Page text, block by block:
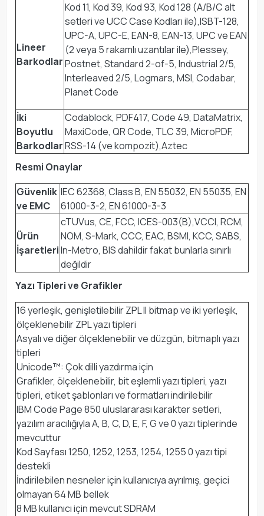
Lineer
Barkodlar
Kod 11, Kod 39, Kod 93, Kod 128 (A/B/C alt
setleri ve UCC Case Kodları ile),ISBT-128,
UPC-A, UPC-E, EAN-8, EAN-13, UPC ve EAN
(2 veya 5 rakamlı uzantılar ile),Plessey,
Postnet, Standard 2-of-5, Industrial 2/5,
Interleaved 2/5, Logmars, MSI, Codabar,
Planet Code
İki
Boyutlu
Barkodlar
Codablock, PDF417, Code 49, DataMatrix,
MaxiCode, QR Code, TLC 39, MicroPDF,
RSS-14 (ve kompozit),Aztec
Resmi Onaylar
Güvenlik
ve EMC
IEC 62368, Class B, EN 55032, EN 55035, EN
61000-3-2, EN 61000-3-3
Ürün
İşaretleri
cTUVus, CE, FCC, ICES-003(B),VCCI, RCM,
NOM, S-Mark, CCC, EAC, BSMI, KCC, SABS,
In-Metro, BIS dahildir fakat bunlarla sınırlı
değildir
Yazı Tipleri ve Grafikler
16 yerleşik, genişletilebilir ZPL II bitmap ve iki yerleşik,
ölçeklenebilir ZPL yazı tipleri
Asyalı ve diğer ölçeklenebilir ve düzgün, bitmaplı yazı
tipleri
Unicode™: Çok dilli yazdırma için
Grafikler, ölçeklenebilir, bit eşlemli yazı tipleri, yazı
tipleri, etiket şablonları ve formatları indirilebilir
IBM Code Page 850 uluslararası karakter setleri,
yazılım aracılığıyla A, B, C, D, E, F, G ve 0 yazı tiplerinde
mevcuttur
Kod Sayfası 1250, 1252, 1253, 1254, 1255 0 yazı tipi
destekli
İndirilebilen nesneler için kullanıcıya ayrılmış, geçici
olmayan 64 MB bellek
8 MB kullanıcı için mevcut SDRAM